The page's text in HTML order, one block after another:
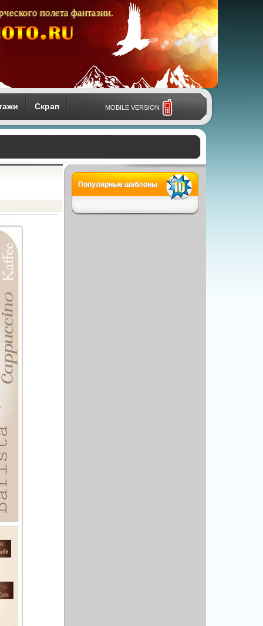
полета фантазии.
Скрап MOBILE VERSION
Популярные шаблоны